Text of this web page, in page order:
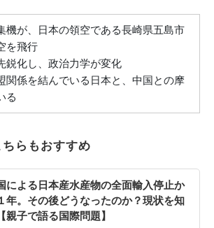
が、日本の領空である長崎県五島市
を飛行
化し、政治力学が変化
係を結んでいる日本と、中国との摩
る
らもおすすめ
による日本産水産物の全面輸入停止か
年。その後どうなったのか？現状を知
親子で語る国際問題】